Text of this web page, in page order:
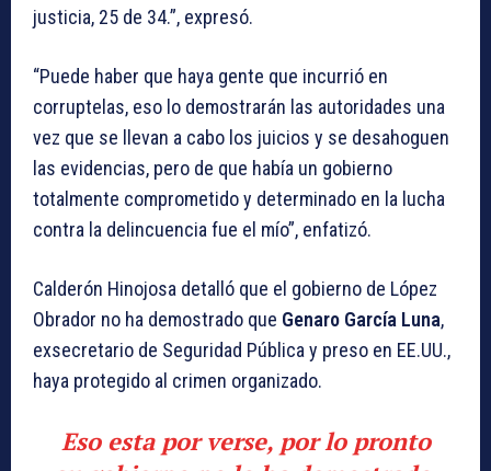
justicia, 25 de 34.”, expresó.
“Puede haber que haya gente que incurrió en
corruptelas, eso lo demostrarán las autoridades una
vez que se llevan a cabo los juicios y se desahoguen
las evidencias, pero de que había un gobierno
totalmente comprometido y determinado en la lucha
contra la delincuencia fue el mío”, enfatizó.
Calderón Hinojosa detalló que el gobierno de López
Obrador no ha demostrado que Genaro García Luna,
exsecretario de Seguridad Pública y preso en EE.UU.,
haya protegido al crimen organizado.
Eso esta por verse, por lo pronto